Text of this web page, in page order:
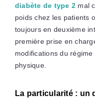
diabète de type 2 mal
poids chez les patients
toujours en deuxième
première prise en
modifications du régime
physique.
La particularité : un